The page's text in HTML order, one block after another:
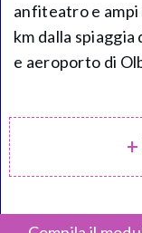
anfiteatro e ampi
km dalla
e aeroporto di